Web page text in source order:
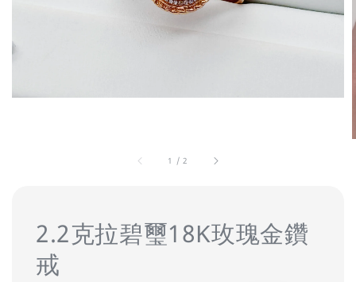
1 / 2
2.2克拉碧璽18K玫瑰金鑽
戒